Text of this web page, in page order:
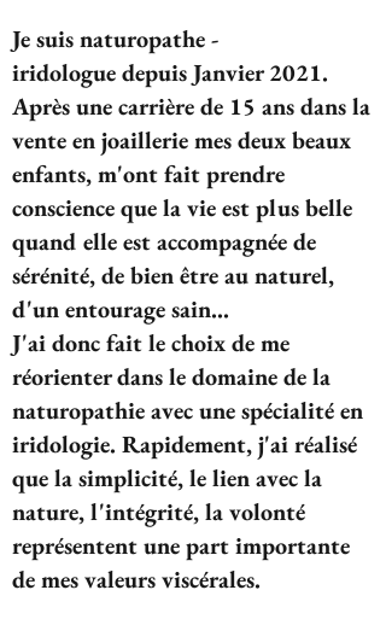
Je suis naturopathe -
iridologue depuis Janvier 2021.
Après une carrière de 15 ans dans la
vente en joaillerie mes deux beaux
enfants, m'ont fait prendre
conscience que la vie est plus belle
quand elle est accompagnée de
sérénité, de bien être au naturel,
d'un entourage sain...
J'ai donc fait le choix de me
réorienter dans le domaine de la
naturopathie avec une spécialité en
iridologie. Rapidement, j'ai réalisé
que la simplicité, le lien avec la
nature, l'intégrité, la volonté
représentent une part importante
de mes valeurs viscérales.